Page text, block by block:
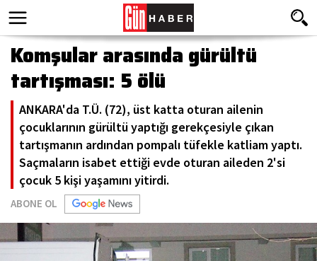
Komşular arasında gürültü
tartışması: 5 ölü
ANKARA'da T.Ü. (72), üst katta oturan ailenin
çocuklarının gürültü yaptığı gerekçesiyle çıkan
tartışmanın ardından pompalı tüfekle katliam yaptı.
Saçmaların isabet ettiği evde oturan aileden 2'si
çocuk 5 kişi yaşamını yitirdi.
ABONE OL